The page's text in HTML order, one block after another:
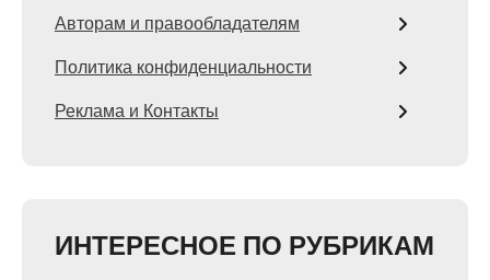
Авторам и правообладателям
Политика конфиденциальности
Реклама и Контакты
ИНТЕРЕСНОЕ ПО РУБРИКАМ